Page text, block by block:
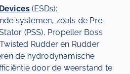
(ESDs):
systemen, zoals de Pre-
(PSS), Propeller Boss
Rudder en Rudder
de hydrodynamische
door de weerstand te